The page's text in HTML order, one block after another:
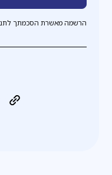
הרשמה מאשרת הסכמתך